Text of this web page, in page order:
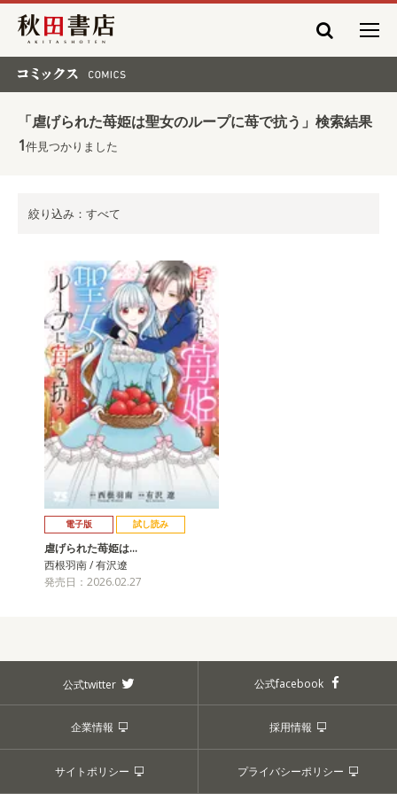
秋田書店
「虐げられた苺姫は聖女のループに苺で抗う」検索結果
1件見つかりました
絞り込み：すべて
電子版 試し読み
虐げられた苺姫は…
西根羽南 / 有沢遼
発売日：2026.02.27
公式twitter 公式facebook
企業情報 採用情報
サイトポリシー プライバシーポリシー